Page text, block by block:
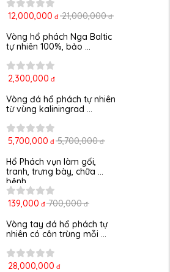
12,000,000 đ 21,000,000 đ
Vòng hổ phách Nga Baltic
tự nhiên 100%, bảo ...
2,300,000 đ
Vòng đá hổ phách tự nhiên
từ vùng kaliningrad ...
5,700,000 đ 5,700,000 đ
Hổ Phách vụn làm gối,
tranh, trưng bày, chữa
bệnh
139,000 đ 700,000 đ
Vòng tay đá hổ phách tự
nhiên có côn trùng mỗi ...
28,000,000 đ